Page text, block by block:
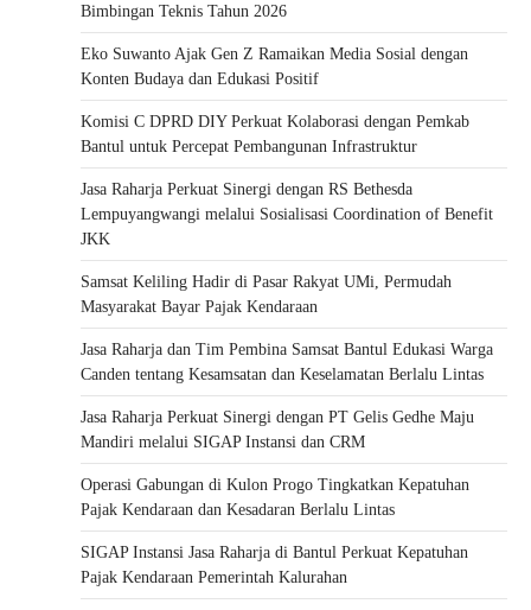
Bimbingan Teknis Tahun 2026
Eko Suwanto Ajak Gen Z Ramaikan Media Sosial dengan
Konten Budaya dan Edukasi Positif
Komisi C DPRD DIY Perkuat Kolaborasi dengan Pemkab
Bantul untuk Percepat Pembangunan Infrastruktur
Jasa Raharja Perkuat Sinergi dengan RS Bethesda
Lempuyangwangi melalui Sosialisasi Coordination of Benefit
JKK
Samsat Keliling Hadir di Pasar Rakyat UMi, Permudah
Masyarakat Bayar Pajak Kendaraan
Jasa Raharja dan Tim Pembina Samsat Bantul Edukasi Warga
Canden tentang Kesamsatan dan Keselamatan Berlalu Lintas
Jasa Raharja Perkuat Sinergi dengan PT Gelis Gedhe Maju
Mandiri melalui SIGAP Instansi dan CRM
Operasi Gabungan di Kulon Progo Tingkatkan Kepatuhan
Pajak Kendaraan dan Kesadaran Berlalu Lintas
SIGAP Instansi Jasa Raharja di Bantul Perkuat Kepatuhan
Pajak Kendaraan Pemerintah Kalurahan